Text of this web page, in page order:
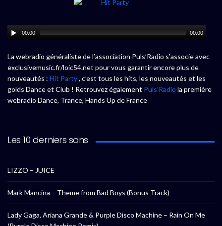
00:00 00:00
La webradio généraliste de l’association Puls’Radio s’associe avec
exclusivemusic.fr/loic54.net pour vous garantir encore plus de
nouveautés : Hit Party, c’est tous les hits, les nouveautés et les
golds Dance et Club ! Retrouvez également Puls’Radio la première
webradio Dance, Trance, Hands Up de France
Les 10 derniers sons
LIZZO – JUICE
Mark Mancina – Theme from Bad Boys (Bonus Track)
Lady Gaga, Ariana Grande & Purple Disco Machine – Rain On Me